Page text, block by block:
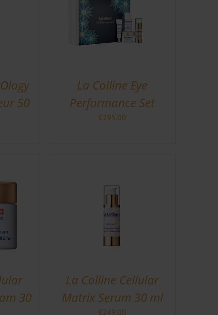
50
La Colline Eye
Performance Set
€295.00
30
La Colline Cellular
Matrix Serum 30 ml
€249.00